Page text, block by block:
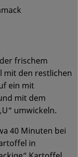
frischem
mit den restlichen
ein mit
mit dem
umwickeln.
40 Minuten bei
in